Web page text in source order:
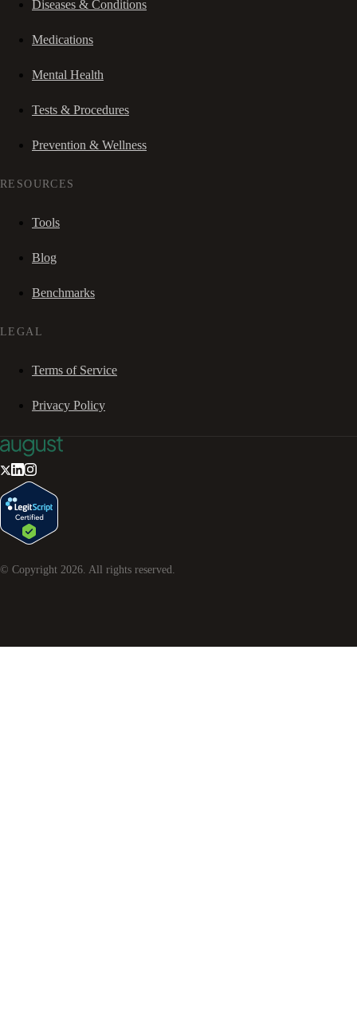
Diseases & Conditions
Medications
Mental Health
Tests & Procedures
Prevention & Wellness
RESOURCES
Tools
Blog
Benchmarks
LEGAL
Terms of Service
Privacy Policy
© Copyright 2026 . All rights reserved.